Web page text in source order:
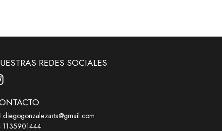
REDES SOCIALES
diegogonzalezarts@gmail.com
1135901444